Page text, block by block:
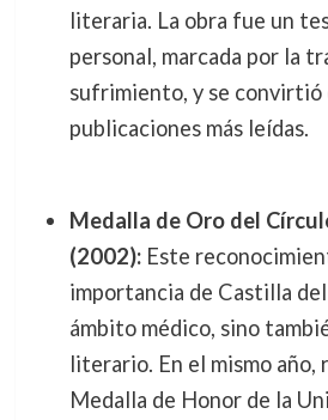
literaria. La obra fue un
personal, marcada por la
sufrimiento, y se convirtió
publicaciones más leídas.
Medalla de Oro del
(2002):Este
importancia de Castilla
ámbito médico, sino
literario. En el mismo año,
Medalla de Honor de la